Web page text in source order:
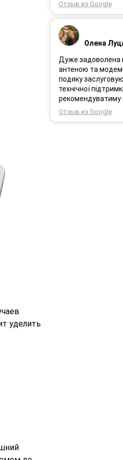
уделить
Отзыв из Google
Олена
Дуже задоволена
антеною та
подяку
технічної
рекомендуватиму
користуватись
Отзыв из Google